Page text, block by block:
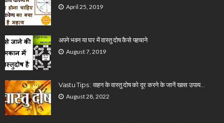
April 25, 2019
अपने भवन या घर में वास्तु दोष कैसे पहचाने
August 7, 2019
Vastu Tips : वाहन के वास्तु दोष को दूर करने के जानें खास उपाय…
August 28, 2022